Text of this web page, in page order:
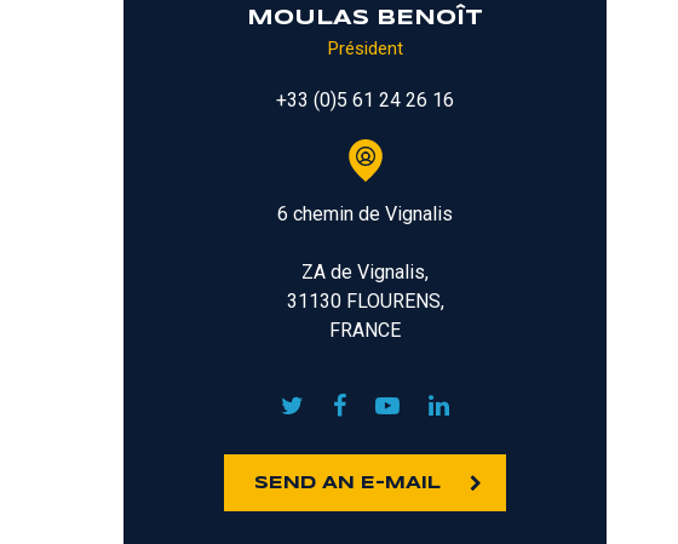
MOULAS BENOÎT
Président
+33 (0)5 61 24 26 16
6 chemin de Vignalis
ZA de Vignalis,
31130 FLOURENS,
FRANCE
SEND AN E-MAIL